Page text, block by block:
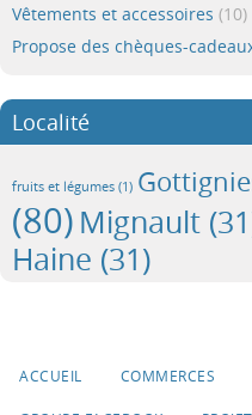
Vêtements et accessoires (10)
Propose des chèques-
Localité
fruits et légumes (1)
(80) Mignault
Haine (31)
ACCUEIL COMMERCES